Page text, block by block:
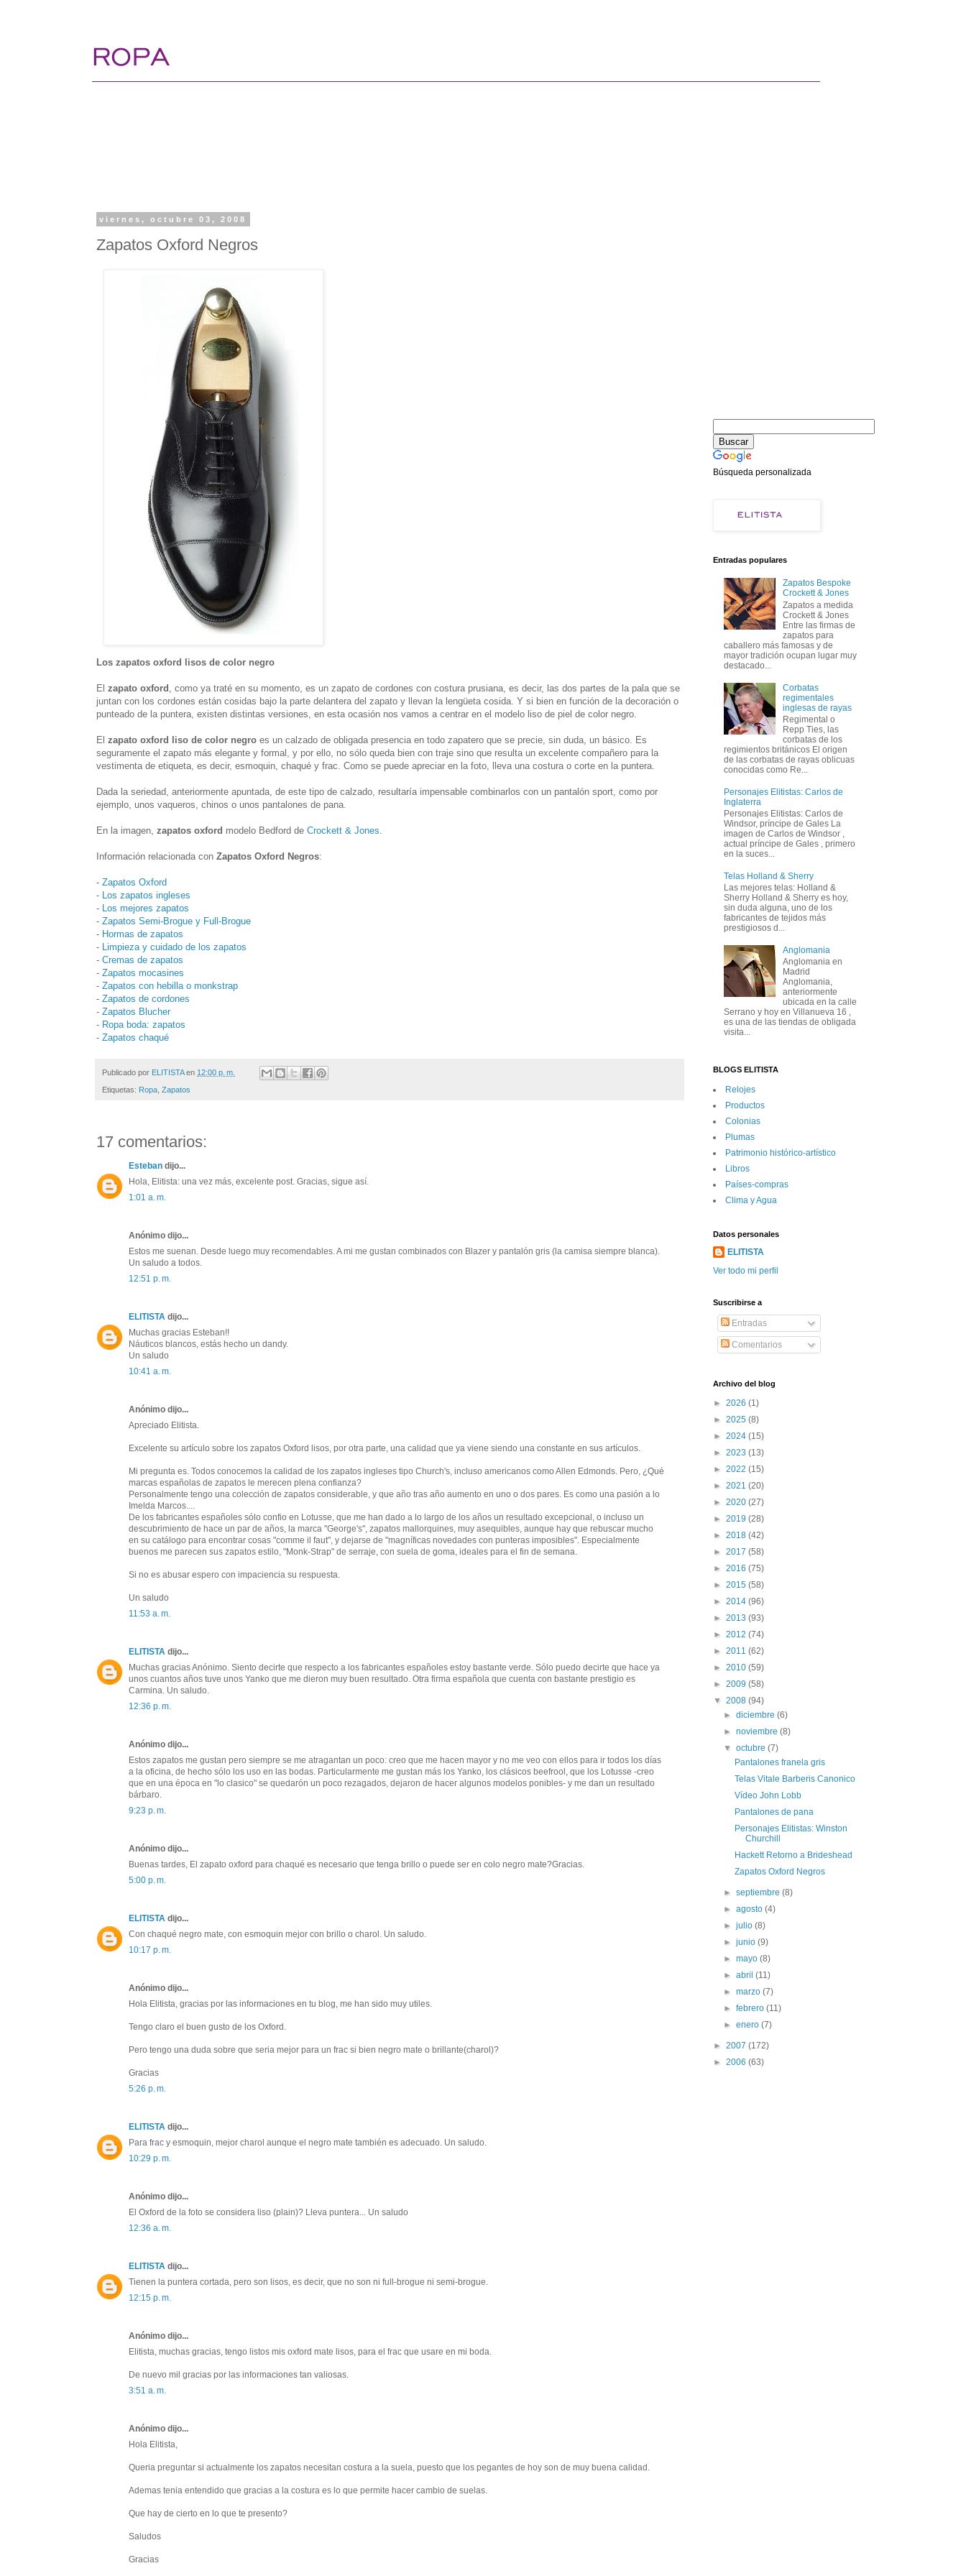
viernes, octubre 03, 2008
Zapatos Oxford Negros
Los zapatos oxford lisos de color negro
El zapato oxford , como ya traté en su momento, es un zapato de cordones con costura prusiana, es decir, las dos partes de la pala que se
juntan con los cordones están cosidas bajo la parte delantera del zapato y llevan la lengüeta cosida. Y si bien en función de la decoración o
punteado de la puntera, existen distintas versiones, en esta ocasión nos vamos a centrar en el modelo liso de piel de color negro.
El zapato oxford liso de color negro es un calzado de obligada presencia en todo zapatero que se precie, sin duda, un básico. Es
seguramente el zapato más elegante y formal, y por ello, no sólo queda bien con traje sino que resulta un excelente compañero para la
vestimenta de etiqueta, es decir, esmoquin, chaqué y frac. Como se puede apreciar en la foto, lleva una costura o corte en la puntera.
Dada la seriedad, anteriormente apuntada, de este tipo de calzado, resultaría impensable combinarlos con un pantalón sport, como por
ejemplo, unos vaqueros, chinos o unos pantalones de pana.
En la imagen, zapatos oxford modelo Bedford de Crockett & Jones
Información relacionada con Zapatos Oxford Negros:
- Zapatos Oxford
- Los zapatos ingleses
- Los mejores zapatos
- Zapatos Semi-Brogue y Full-Brogue
- Hormas de zapatos
- Limpieza y cuidado de los zapatos
- Cremas de zapatos
- Zapatos mocasines
- Zapatos con hebilla o monkstrap
- Zapatos de cordones
- Zapatos Blucher
- Ropa boda: zapatos
- Zapatos chaqué
Publicado por ELITISTA en 12:00 p. m.
Etiquetas: Ropa Zapatos
17 comentarios:
Esteban dijo...
Hola, Elitista: una vez más, excelente post. Gracias, sigue así.
1:01 a. m.
Anónimo dijo...
Estos me suenan. Desde luego muy recomendables. A mi me gustan combinados con Blazer y pantalón gris (la camisa siempre blanca).
Un saludo a todos.
12:51 p. m.
ELITISTA dijo...
Muchas gracias Esteban!!
Náuticos blancos, estás hecho un dandy.
Un saludo
10:41 a. m.
Anónimo dijo...
Apreciado Elitista.
Excelente su artículo sobre los zapatos Oxford lisos, por otra parte, una calidad que ya viene siendo una constante en sus artículos.
Mi pregunta es. Todos conocemos la calidad de los zapatos ingleses tipo Church's, incluso americanos como Allen Edmonds. Pero, ¿Qué
marcas españolas de zapatos le merecen plena confianza?
Personalmente tengo una colección de zapatos considerable, y que año tras año aumento en uno o dos pares. Es como una pasión a lo
Imelda Marcos....
De los fabricantes españoles sólo confio en Lotusse, que me han dado a lo largo de los años un resultado excepcional, o incluso un
descubrimiento de hace un par de años, la marca "George's", zapatos mallorquines, muy asequibles, aunque hay que rebuscar mucho
en su catálogo para encontrar cosas "comme il faut", y dejarse de "magníficas novedades con punteras imposibles". Especialmente
buenos me parecen sus zapatos estilo, "Monk-Strap" de serraje, con suela de goma, ideales para el fin de semana.
Si no es abusar espero con impaciencia su respuesta.
Un saludo
11:53 a. m.
ELITISTA dijo...
Muchas gracias Anónimo. Siento decirte que respecto a los fabricantes españoles estoy bastante verde. Sólo puedo decirte que hace ya
unos cuantos años tuve unos Yanko que me dieron muy buen resultado. Otra firma española que cuenta con bastante prestigio es
Carmina. Un saludo.
12:36 p. m.
Anónimo dijo...
Estos zapatos me gustan pero siempre se me atragantan un poco: creo que me hacen mayor y no me veo con ellos para ir todos los días
a la oficina, de hecho sólo los uso en las bodas. Particularmente me gustan más los Yanko, los clásicos beefrool, que los Lotusse -creo
que en una época en "lo clasico" se quedarón un poco rezagados, dejaron de hacer algunos modelos ponibles- y me dan un resultado
bárbaro.
9:23 p. m.
Anónimo dijo...
Buenas tardes, El zapato oxford para chaqué es necesario que tenga brillo o puede ser en colo negro mate?Gracias.
5:00 p. m.
ELITISTA dijo...
Con chaqué negro mate, con esmoquin mejor con brillo o charol. Un saludo.
10:17 p. m.
Anónimo dijo...
Hola Elitista, gracias por las informaciones en tu blog, me han sido muy utiles.
Tengo claro el buen gusto de los Oxford.
Pero tengo una duda sobre que seria mejor para un frac si bien negro mate o brillante(charol)?
Gracias
5:26 p. m.
ELITISTA dijo...
Para frac y esmoquin, mejor charol aunque el negro mate también es adecuado. Un saludo.
10:29 p. m.
Anónimo dijo...
El Oxford de la foto se considera liso (plain)? Lleva puntera... Un saludo
12:36 a. m.
ELITISTA dijo...
Tienen la puntera cortada, pero son lisos, es decir, que no son ni full-brogue ni semi-brogue.
12:15 p. m.
Anónimo dijo...
Elitista, muchas gracias, tengo listos mis oxford mate lisos, para el frac que usare en mi boda.
De nuevo mil gracias por las informaciones tan valiosas.
3:51 a. m.
Anónimo dijo...
Hola Elitista,
Queria preguntar si actualmente los zapatos necesitan costura a la suela, puesto que los pegantes de hoy son de muy buena calidad.
Ademas tenia entendido que gracias a la costura es lo que permite hacer cambio de suelas.
Que hay de cierto en lo que te presento?
Saludos
Gracias
Búsqueda personalizada
Entradas populares
Zapatos Bespoke
Crockett & Jones
Zapatos a medida
Crockett & Jones
Entre las firmas de
zapatos para
caballero más famosas y de
mayor tradición ocupan lugar muy
destacado...
Corbatas
regimentales
inglesas de rayas
Regimental o
Repp Ties, las
corbatas de los
regimientos británicos El origen
de las corbatas de rayas oblicuas
conocidas como Re...
Personajes Elitistas: Carlos de
Inglaterra
Personajes Elitistas: Carlos de
Windsor, príncipe de Gales La
imagen de Carlos de Windsor ,
actual príncipe de Gales , primero
en la suces...
Telas Holland & Sherry
Las mejores telas: Holland &
Sherry Holland & Sherry es hoy,
sin duda alguna, uno de los
fabricantes de tejidos más
prestigiosos d...
Anglomania
Anglomania en
Madrid
Anglomania,
anteriormente
ubicada en la calle
Serrano y hoy en Villanueva 16 ,
es una de las tiendas de obligada
visita...
BLOGS ELITISTA
Relojes
Productos
Colonias
Plumas
Patrimonio histórico-artí­stico
Libros
Paí­ses-compras
Clima y Agua
Datos personales
ELITISTA
Ver todo mi perfil
Suscribirse a
Entradas
Comentarios
Archivo del blog
► 2026 (1)
► 2025 (8)
► 2024 (15)
► 2023 (13)
► 2022 (15)
► 2021 (20)
► 2020 (27)
► 2019 (28)
► 2018 (42)
► 2017 (58)
► 2016 (75)
► 2015 (58)
► 2014 (96)
► 2013 (93)
► 2012 (74)
► 2011 (62)
► 2010 (59)
► 2009 (58)
▼ 2008 (94)
►diciembre(6)
►noviembre(8)
▼octubre(7)
Pantalones franela gris
Telas Vitale Barberis Canonico
Vídeo John Lobb
Pantalones de pana
Personajes Elitistas: Winston
Churchill
Hackett Retorno a Brideshead
Zapatos Oxford Negros
►septiembre(8)
►agosto(4)
►julio(8)
►junio(9)
►mayo(8)
►abril(11)
►marzo(7)
►febrero(11)
►enero(7)
► 2007 (172)
► 2006 (63)